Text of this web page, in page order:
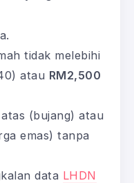
tidak melebihi
atau RM2,500
(bujang) atau
emas) tanpa
data LHDN